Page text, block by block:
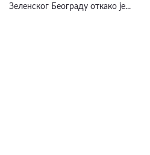
Зеленског Београду откако је...